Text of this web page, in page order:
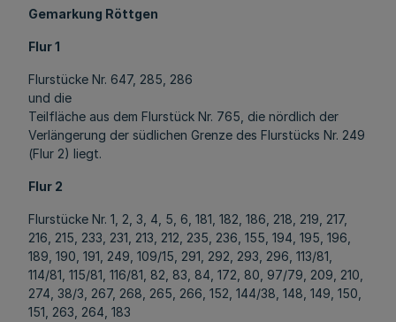
Gemarkung Röttgen
Flur 1
Flurstücke Nr. 647, 285, 286
und die
Teilfläche aus dem Flurstück Nr. 765, die nördlich der
Verlängerung der südlichen Grenze des Flurstücks Nr. 249
(Flur 2) liegt.
Flur 2
Flurstücke Nr. 1, 2, 3, 4, 5, 6, 181, 182, 186, 218, 219, 217,
216, 215, 233, 231, 213, 212, 235, 236, 155, 194, 195, 196,
189, 190, 191, 249, 109/15, 291, 292, 293, 296, 113/81,
114/81, 115/81, 116/81, 82, 83, 84, 172, 80, 97/79, 209, 210,
274, 38/3, 267, 268, 265, 266, 152, 144/38, 148, 149, 150,
151, 263, 264, 183